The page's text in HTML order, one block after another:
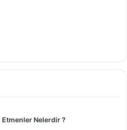
Etmenler Nelerdir ?